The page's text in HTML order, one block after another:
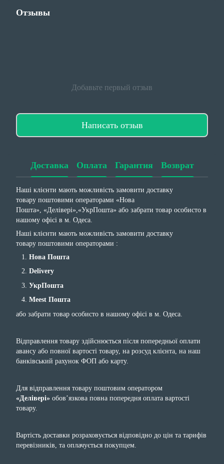
Отзывы
Добавьте первый отзыв
Написать отзыв
Доставка Оплата Гарантия Возврат
Наші клієнти мають можливість замовити доставку
товару поштовими операторами «Нова
Пошта», «Делівері»,«УкрПошта» або забрати товар особисто в
нашому офісі в м. Одеса.
Наші клієнти мають можливість замовити доставку
товару поштовими операторами :
Нова Пошта
Delivery
УкрПошта
Meest Пошта
або забрати товар особисто в нашому офісі в м. Одеса.
Відправлення товару здійснюється після попередньої оплати
авансу або повної вартості товару, на розсуд клієнта, на наш
банківський рахунок ФОП або карту.
Для відправлення товару поштовим оператором
«Делівері» обов’язкова повна попередня оплата вартості
товару.
Вартість доставки розраховується відповідно до цін та тарифів
перевізників, та оплачується покупцем.